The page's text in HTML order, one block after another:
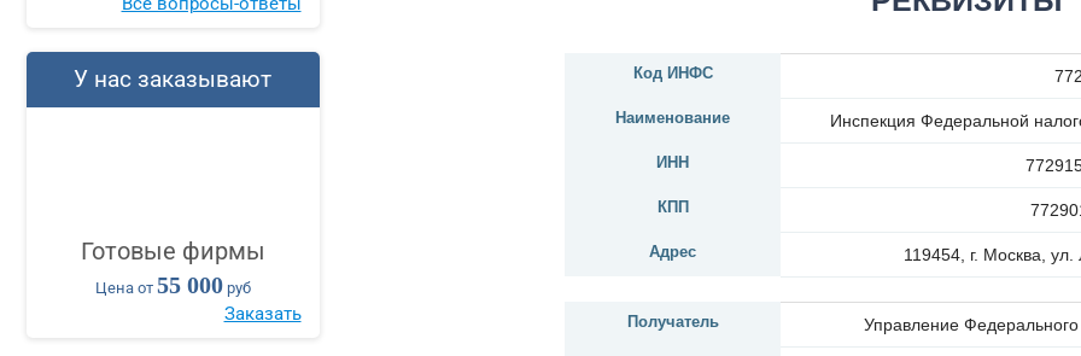
У нас заказывают
Готовые фирмы
Цена от 55 000руб
Заказать
Код ИНФС
Наименование Инспекция Федеральной
ИНН
КПП
Адрес 119454, г. Москва, ул.
Получатель Управление Федерального